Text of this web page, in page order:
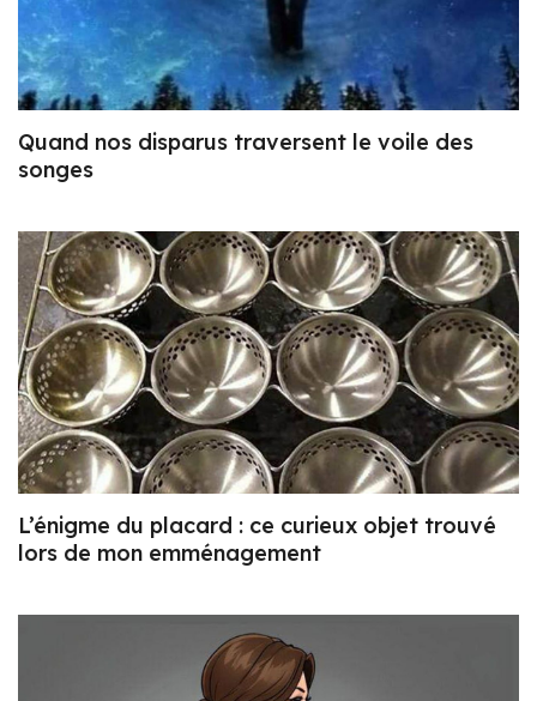
Quand nos disparus traversent le voile des
songes
L’énigme du placard : ce curieux objet trouvé
lors de mon emménagement